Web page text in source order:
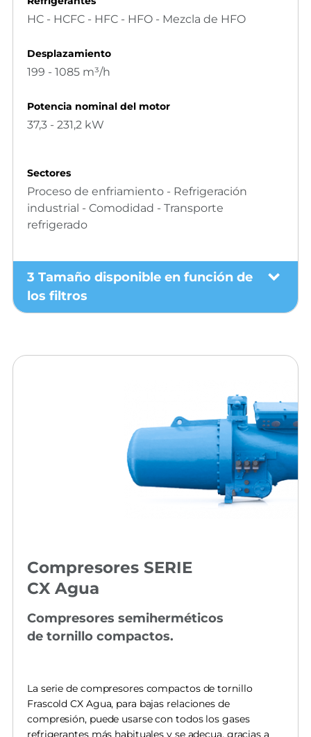
HC - HCFC - HFC - HFO - Mezcla de HFO
Desplazamiento
199 - 1085 m³/h
Potencia nominal del motor
37,3 - 231,2 kW
Sectores
Proceso de enfriamiento - Refrigeración
industrial - Comodidad - Transporte
refrigerado
3 Tamaño disponible en función de
los filtros
Compresores SERIE
CX Agua
Compresores semiherméticos
de tornillo compactos.
La serie de compresores compactos de tornillo
Frascold CX Agua, para bajas relaciones de
compresión, puede usarse con todos los gases
refrigerantes más habituales y se adecua, gracias a